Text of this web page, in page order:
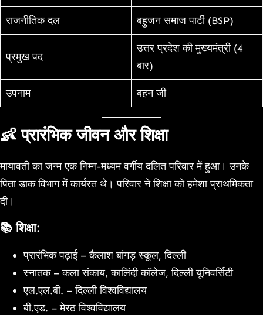
राजनीतिक दल बहुजन समाज पार्टी (BSP)
प्रमुख पद
उत्तर प्रदेश की मुख्यमंत्री (4
बार)
उपनाम बहन जी
👶प्रारंभिक जीवन और शिक्षा
मायावती का जन्म एक निम्न-मध्यम वर्गीय दलित परिवार में हुआ। उनके
पिता डाक विभाग में कार्यरत थे। परिवार ने शिक्षा को हमेशा प्राथमिकता
दी।
📚 शिक्षा:
प्रारंभिक पढ़ाई – कैलाश बांगड़ स्कूल, दिल्ली
स्नातक – कला संकाय, कालिंदी कॉलेज, दिल्ली यूनिवर्सिटी
एल.एल.बी. – दिल्ली विश्वविद्यालय
बी.एड. – मेरठ विश्वविद्यालय